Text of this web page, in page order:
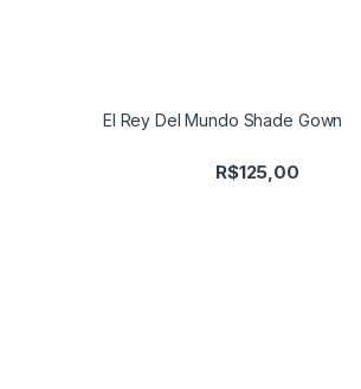
El Rey Del Mundo Shade Gown
R$125,00